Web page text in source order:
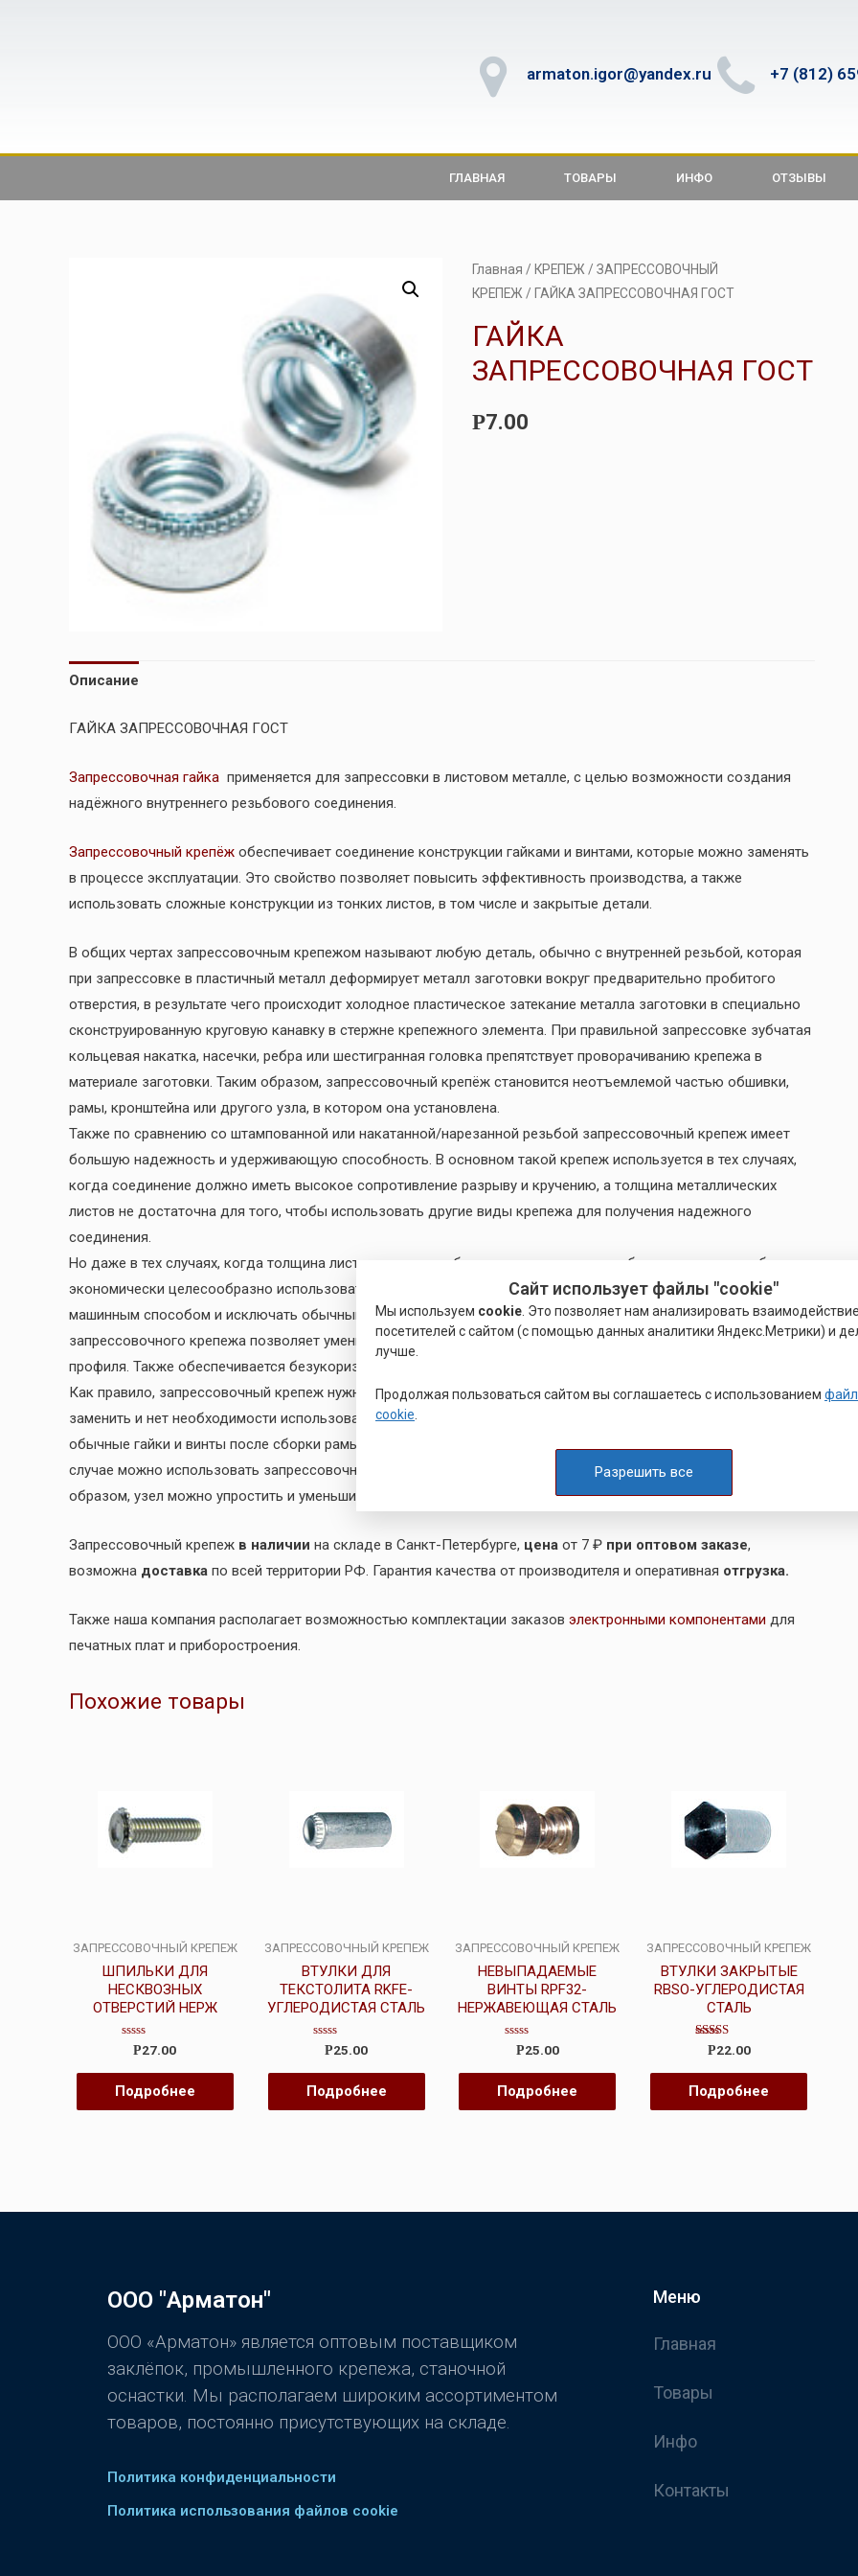
armaton.igor@yandex.ru +7 (812)
ГЛАВНАЯ ТОВАРЫ ИНФО ОТЗЫВЫ
Главная / КРЕПЕЖ / ЗАПРЕССОВОЧНЫЙ
КРЕПЕЖ / ГАЙКА ЗАПРЕССОВОЧНАЯ ГОСТ
ГАЙКА
ЗАПРЕССОВОЧНАЯ ГОСТ
Р7.00
Описание
ГАЙКА ЗАПРЕССОВОЧНАЯ ГОСТ
Запрессовочная гайка применяется для запрессовки в листовом металле, с целью возможности создания
надёжного внутреннего резьбового соединения.
Запрессовочный крепёж обеспечивает соединение конструкции гайками и винтами, которые можно заменять
в процессе эксплуатации. Это свойство позволяет повысить эффективность производства, а также
использовать сложные конструкции из тонких листов, в том числе и закрытые детали.
В общих чертах запрессовочным крепежом называют любую деталь, обычно с внутренней резьбой, которая
при запрессовке в пластичный металл деформирует металл заготовки вокруг предварительно пробитого
отверстия, в результате чего происходит холодное пластическое затекание металла заготовки в специально
сконструированную круговую канавку в стержне крепежного элемента. При правильной запрессовке зубчатая
кольцевая накатка, насечки, ребра или шестигранная головка препятствует проворачиванию крепежа в
материале заготовки. Таким образом, запрессовочный крепёж становится неотъемлемой частью обшивки,
рамы, кронштейна или другого узла, в котором она установлена.
Также по сравнению со штампованной или накатанной/нарезанной резьбой запрессовочный крепеж имеет
большую надежность и удерживающую способность. В основном такой крепеж используется в тех случаях,
когда соединение должно иметь высокое сопротивление разрыву и кручению, а толщина металлических
листов не достаточна для того, чтобы использовать другие виды крепежа для получения надежного
соединения.
Но даже в тех случаях, когда толщина листа позволяет обеспечить надежное резьбовое соединение, бывает
экономически целесообразно использовать запрессовочный крепеж. Этот крепеж можно запрессовывать
машинным способом и исключать обычный крепеж из конечной сборки. Довольно часто использование
запрессовочного крепежа позволяет уменьшить толщину листа из-за компактной конструкции и низкого
профиля. Также обеспечивается безукоризненный внешний вид изделия.
Как правило, запрессовочный крепеж нужно использовать в тех случаях, когда узел или деталь нужно быстро
заменить и нет необходимости использовать обычные гайки и крепежные детали. Если выясняется, что
обычные гайки и винты после сборки рамы, шкафа или другого изделия становятся недоступны, то в этом
случае можно использовать запрессовочный крепеж, который устанавливается машинным способом. Таким
образом, узел можно упростить и уменьшить время сборки, в том числе в условиях эксплуатации.
Запрессовочный крепеж в наличии на складе в Санкт-Петербурге, цена от 7 ₽ при оптовом заказе,
возможна доставка по всей территории РФ. Гарантия качества от производителя и оперативная отгрузка.
Также наша компания располагает возможностью комплектации заказов электронными компонентами для
печатных плат и приборостроения.
Похожие товары
ЗАПРЕССОВОЧНЫЙ КРЕПЕЖ
ШПИЛЬКИ ДЛЯ
НЕСКВОЗНЫХ
ОТВЕРСТИЙ НЕРЖ
Оценка
из
5
Р27.00
Подробнее
ЗАПРЕССОВОЧНЫЙ КРЕПЕЖ
ВТУЛКИ ДЛЯ
ТЕКСТОЛИТА RKFE-
УГЛЕРОДИСТАЯ СТАЛЬ
Оценка
из
5
Р25.00
Подробнее
ЗАПРЕССОВОЧНЫЙ КРЕПЕЖ
НЕВЫПАДАЕМЫЕ
ВИНТЫ RPF32-
НЕРЖАВЕЮЩАЯ СТАЛЬ
Оценка
из
5
Р25.00
Подробнее
ЗАПРЕССОВОЧНЫЙ КРЕПЕЖ
ВТУЛКИ ЗАКРЫТЫЕ
RBSO-УГЛЕРОДИСТАЯ
СТАЛЬ
Оценка
из 5
Р22.00
Подробнее
ООО "Арматон"
ООО «Арматон» является оптовым поставщиком
заклёпок, промышленного крепежа, станочной
оснастки. Мы располагаем широким ассортиментом
товаров, постоянно присутствующих на складе.
Политика конфиденциальности
Политика использования файлов cookie
Меню
Главная
Товары
Инфо
Контакты
Сайт использует файлы "cookie"
Мы используем cookie . Это позволяет нам анализировать взаимодействие
посетителей с сайтом (с помощью данных аналитики Яндекс.Метрики) и
лучше.
Продолжая пользоваться сайтом вы соглашаетесь с использованием
cookie
Разрешить все